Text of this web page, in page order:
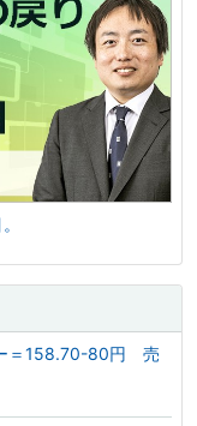
ー＝158.70-80円 売